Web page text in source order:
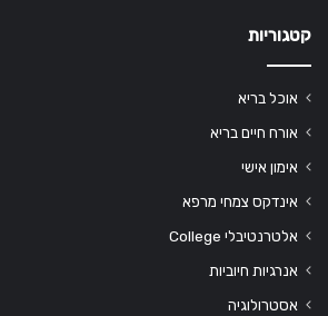
קטגוריות
אוכל בריא
אורח חיים בריא
אימון אישי
אינדקס צמחי מרפא
אלטרנטיבלי College
אנרגיות חיוביות
אסטרולוגיה